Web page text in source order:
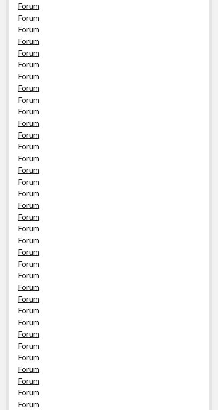
Forum
Forum
Forum
Forum
Forum
Forum
Forum
Forum
Forum
Forum
Forum
Forum
Forum
Forum
Forum
Forum
Forum
Forum
Forum
Forum
Forum
Forum
Forum
Forum
Forum
Forum
Forum
Forum
Forum
Forum
Forum
Forum
Forum
Forum
Forum